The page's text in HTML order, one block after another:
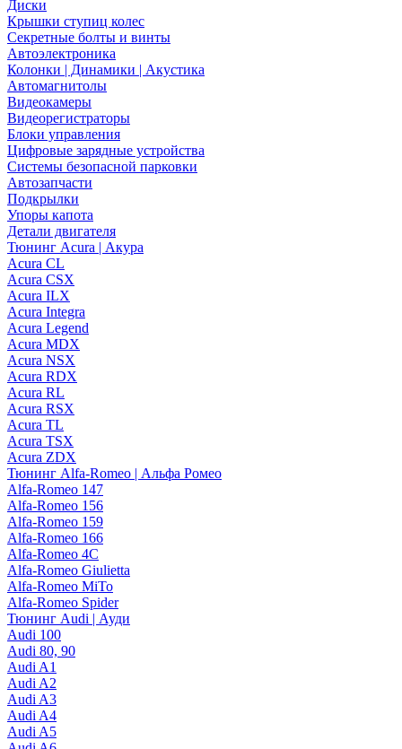
Диски
Крышки ступиц колес
Секретные болты и винты
Автоэлектроника
Колонки | Динамики | Акустика
Автомагнитолы
Видеокамеры
Видеорегистраторы
Блоки управления
Цифровые зарядные устройства
Системы безопасной парковки
Автозапчасти
Подкрылки
Упоры капота
Детали двигателя
Тюнинг Acura | Акура
Acura CL
Acura CSX
Acura ILX
Acura Integra
Acura Legend
Acura MDX
Acura NSX
Acura RDX
Acura RL
Acura RSX
Acura TL
Acura TSX
Acura ZDX
Тюнинг Alfa-Romeo | Альфа Ромео
Alfa-Romeo 147
Alfa-Romeo 156
Alfa-Romeo 159
Alfa-Romeo 166
Alfa-Romeo 4C
Alfa-Romeo Giulietta
Alfa-Romeo MiTo
Alfa-Romeo Spider
Тюнинг Audi | Ауди
Audi 100
Audi 80, 90
Audi A1
Audi A2
Audi A3
Audi A4
Audi A5